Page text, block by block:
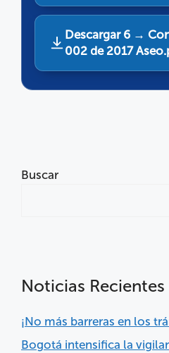
Descargar 6 →
002 de 2017
Buscar
Noticias Recientes
¡No más barreras en los
Bogotá intensifica la